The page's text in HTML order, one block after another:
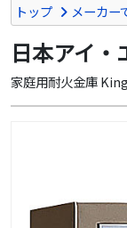
トップ メーカー
日本アイ・
家庭用耐火金庫